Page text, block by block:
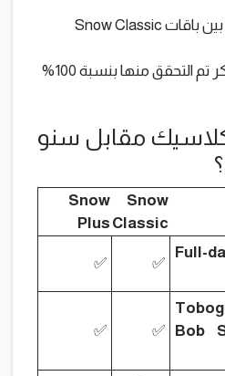
✔ خيارات حجز مرنة - اختر بين باقات Snow Classic
✔ حجز آمن وموثوق - تذاكر تم التحقق منها بنسبة 100%
مقابل سنو
Snow
Classic
Snow
Plus
Full-
✅
✅
Bob
✅
✅